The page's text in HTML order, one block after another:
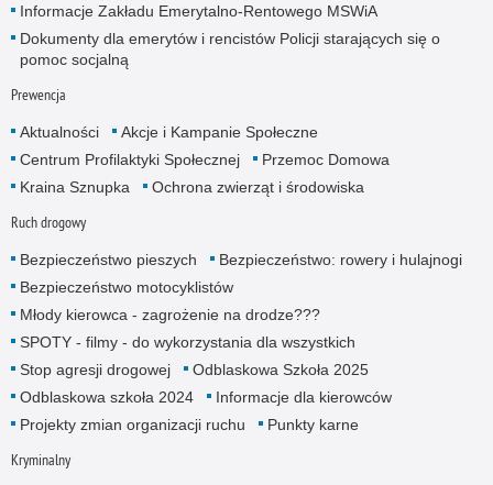
Informacje Zakładu Emerytalno-Rentowego MSWiA
Dokumenty dla emerytów i rencistów Policji starających się o
pomoc socjalną
Prewencja
Aktualności
Akcje i Kampanie Społeczne
Centrum Profilaktyki Społecznej
Przemoc Domowa
Kraina Sznupka
Ochrona zwierząt i środowiska
Ruch drogowy
Bezpieczeństwo pieszych
Bezpieczeństwo: rowery i hulajnogi
Bezpieczeństwo motocyklistów
Młody kierowca - zagrożenie na drodze???
SPOTY - filmy - do wykorzystania dla wszystkich
Stop agresji drogowej
Odblaskowa Szkoła 2025
Odblaskowa szkoła 2024
Informacje dla kierowców
Projekty zmian organizacji ruchu
Punkty karne
Kryminalny